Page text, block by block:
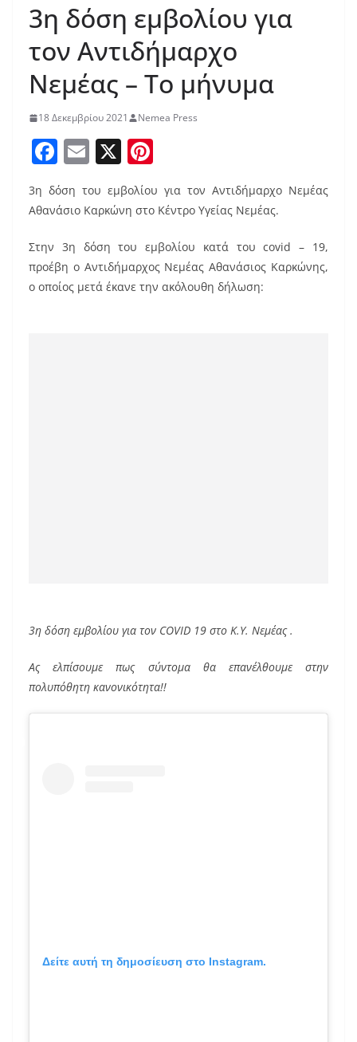
3η δόση εμβολίου για
τον Αντιδήμαρχο
Νεμέας – Το μήνυμα
18 Δεκεμβρίου 2021 Nemea Press
F
a
c
b
o
o
E
ai
X
er
st
3η δόση του εμβολίου για τον Αντιδήμαρχο Νεμέας
Αθανάσιο Καρκώνη στο Κέντρο Υγείας Νεμέας.
Στην 3η δόση του εμβολίου κατά του covid – 19,
προέβη ο Αντιδήμαρχος Νεμέας Αθανάσιος Καρκώνης,
ο οποίος μετά έκανε την ακόλουθη δήλωση:
3η δόση εμβολίου για τον COVID 19 στο Κ.Υ. Νεμέας .
Ας ελπίσουμε πως σύντομα θα επανέλθουμε στην
πολυπόθητη κανονικότητα!!
Δείτε αυτή τη δημοσίευση στο Instagram.